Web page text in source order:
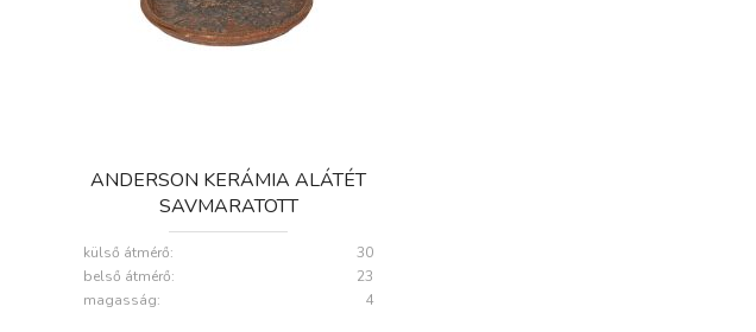
ANDERSON KERÁMIA ALÁTÉT
SAVMARATOTT
ROZSDABARNA 30X4CM
külső átmérő:
30
belső átmérő:
23
magasság:
4